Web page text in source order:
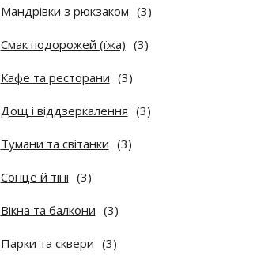
Мандрівки з рюкзаком (3)
Смак подорожей (їжа) (3)
Кафе та ресторани (3)
Дощ і віддзеркалення (3)
Тумани та світанки (3)
Сонце й тіні (3)
Вікна та балкони (3)
Парки та сквери (3)